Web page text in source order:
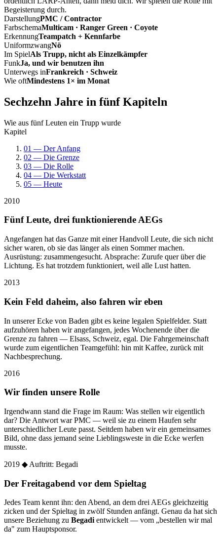
Begeisterung durch.
DarstellungPMC / Contractor
FarbschemaMulticam · Ranger Green · Coyote
ErkennungTeampatch + Kennfarbe
UniformzwangNö
Im SpielAls Trupp, nicht als Einzelkämpfer
FunkJa, und wir benutzen ihn
Unterwegs inFrankreich · Schweiz
Wie oftMindestens 1× im Monat
Sechzehn Jahre in fünf Kapiteln
Wie aus fünf Leuten ein Trupp wurde
Kapitel
01 — Der Anfang
02 — Die Grenze
03 — Die Rolle
04 — Die Werkstatt
05 — Heute
2010
Fünf Leute, drei funktionierende AEGs
Angefangen hat das Ganze mit einer Handvoll Leute, die sich nicht
sicher waren, ob sie das länger als einen Sommer machen.
Ausrüstung: zusammengesucht. Absprache: Zurufe quer über die
Lichtung. Es hat trotzdem funktioniert, weil alle Lust hatten.
2013
Kein Feld daheim, also fahren wir eben
In unserer Ecke von Baden gibt es keine legalen Spielfelder. Statt
aufzuhören haben wir angefangen, jedes Wochenende über die
Grenze zu fahren — Elsass, Schweiz, egal. Die Fahrgemeinschaft
wurde zum eigentlichen Teamgefühl: hin mit Kaffee, zurück mit
Nachbesprechung.
2016
Wir finden unsere Rolle
Irgendwann stand die Frage im Raum: Was stellen wir eigentlich
dar? Die Antwort war PMC — weil sie zu einem Haufen sehr
unterschiedlicher Leute passt. Seitdem haben wir ein gemeinsames
Bild, ohne dass jemand seine Lieblingsweste in die Ecke werfen
musste.
2019 ◆ Auftritt: Begadi
Der Freitagabend vor dem Spieltag
Jedes Team kennt ihn: den Abend, an dem drei AEGs gleichzeitig
zicken und der Spieltag in zwölf Stunden anfängt. Genau da hat sich
unsere Beziehung zu Begadientwickelt — vom „bestellen wir mal
da" zum Hauptsponsor.